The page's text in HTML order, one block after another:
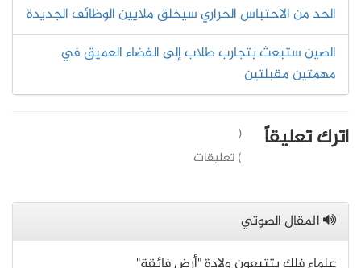
الحد من الاحتباس الحراري سيخلق ملايين الوظائف الجديدة
الصين ستبعث بتجارب طلاب إلى الفضاء العميق في
مهمتين مقبلتين
اترك تعليقاً
(
) تعليقات
المقال الصوتي